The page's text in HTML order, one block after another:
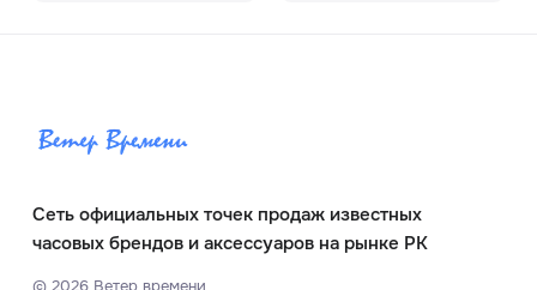
Сеть официальных точек продаж известных
часовых брендов и аксессуаров на рынке РК
© 2026Ветер времени